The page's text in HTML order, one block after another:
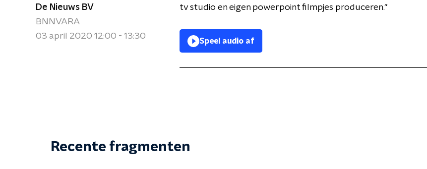
De Nieuws BV
BNNVARA
03 april 2020 12:00 - 13:30
tv studio en eigen powerpoint filmpjes produceren."
Speel audio af
Recente fragmenten